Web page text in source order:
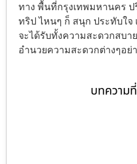
ทาง พื้นที่กรุงเทพมหานคร
ทริป ไหนๆ ก็ สนุก ประทับใจ
จะได้รับทั้งความสะดวกสบ
อำนวยความสะดวกต่างๆอย่
บทความ